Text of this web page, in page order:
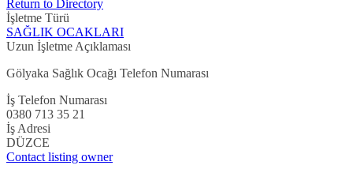
Return to Directory
İşletme Türü
SAĞLIK OCAKLARI
Uzun İşletme Açıklaması
Gölyaka Sağlık Ocağı Telefon Numarası
İş Telefon Numarası
0380 713 35 21
İş Adresi
DÜZCE
Contact listing owner